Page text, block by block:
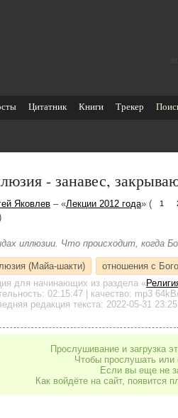
Цитатник Книги Трекер
- занавес,
Яковлев – «Лекции 2012 года» ( 1
иллюзии. Что происходит, когда
(Майа-шакти)
отношения с
для начинающих из раздела «
02:15:47 | качество: mp3
редакция текста: 2022-05-31
Прослушивание и загрузка
Чтобы прослушать или
Если вы еще не
Как войдёте на сайт, появится